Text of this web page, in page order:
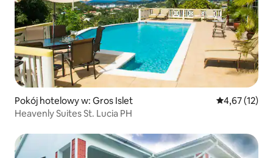
Pokój hotelowy w: Gros Islet Średnia
4,67 (12)
Heavenly Suites St. Lucia PH